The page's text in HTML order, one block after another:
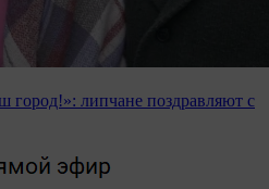
город!»: липчане поздравляют с